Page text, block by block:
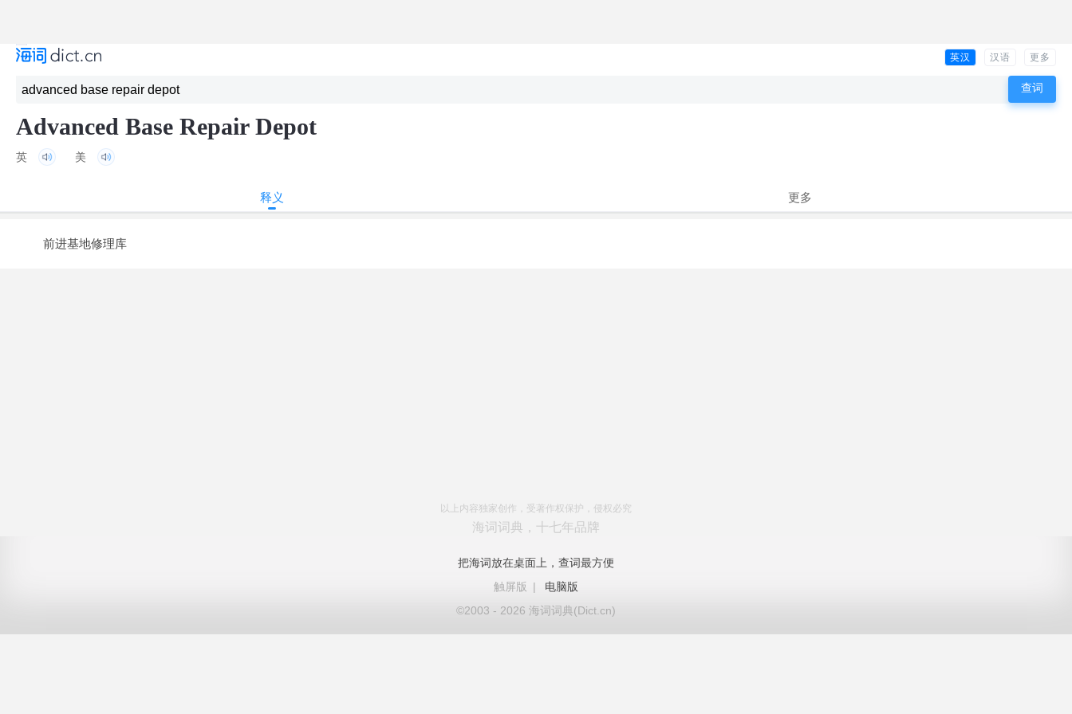
英汉 汉语 更多
Advanced Base Repair Depot
英 美
释义 更多
前进基地修理库
以上内容独家创作，受著作权保护，侵权必究
海词词典，十七年品牌
把海词放在桌面上，查词最方便
触屏版
|
电脑版
©2003 - 2026 海词词典(Dict.cn)